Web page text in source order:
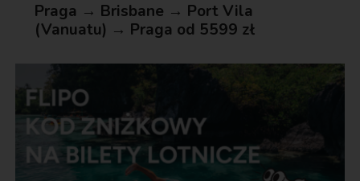
Praga → Brisbane → Port Vila
(Vanuatu) → Praga od 5599 zł